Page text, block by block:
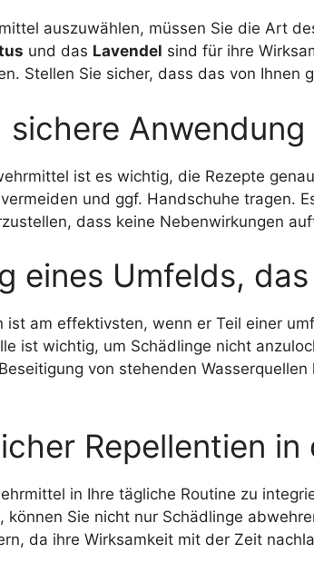
auszuwählen, müssen Sie die Art
und das Lavendel sind für ihre
Stellen Sie sicher, dass das von
Anwendung
ist es wichtig, die Rezepte
und ggf. Handschuhe tragen.
dass keine Nebenwirkungen
eines Umfelds,
ist am effektivsten, wenn er Teil einer
ist wichtig, um Schädlinge nicht
von stehenden
Repellentien in
in Ihre tägliche Routine zu
können Sie nicht nur Schädlinge
da ihre Wirksamkeit mit der Zeit